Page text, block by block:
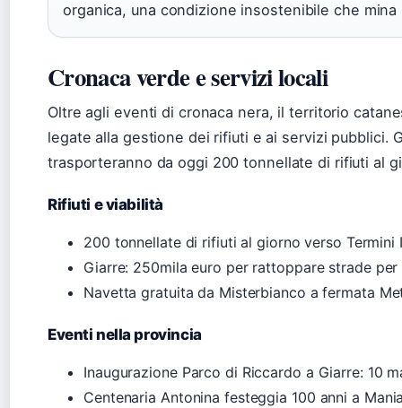
organica, una condizione insostenibile che
Cronaca verde e servizi locali
Oltre agli eventi di cronaca nera, il territorio
legate alla gestione dei rifiuti e ai servizi pubblici.
trasporteranno da oggi 200 tonnellate di rifiuti al
Rifiuti e viabilità
200 tonnellate di rifiuti al giorno verso Termini
Giarre: 250mila euro per rattoppare strade per
Navetta gratuita da Misterbianco a fermata
Eventi nella provincia
Inaugurazione Parco di Riccardo a Giarre: 10
Centenaria Antonina festeggia 100 anni a